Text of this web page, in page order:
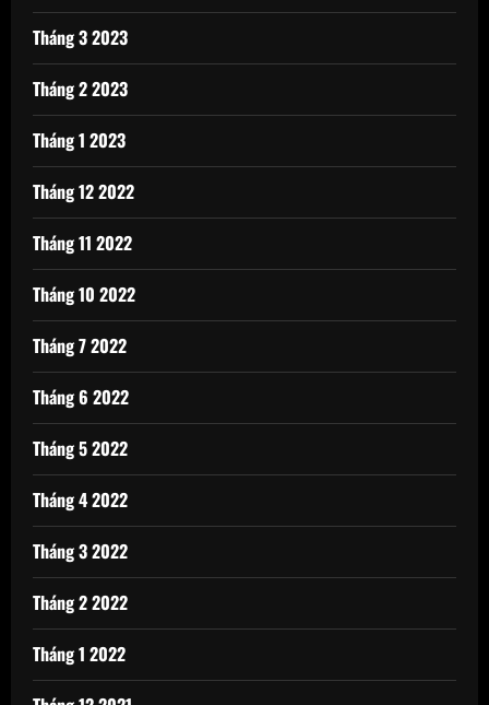
Tháng 3 2023
Tháng 2 2023
Tháng 1 2023
Tháng 12 2022
Tháng 11 2022
Tháng 10 2022
Tháng 7 2022
Tháng 6 2022
Tháng 5 2022
Tháng 4 2022
Tháng 3 2022
Tháng 2 2022
Tháng 1 2022